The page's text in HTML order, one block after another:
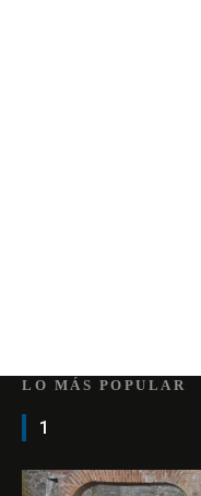
LO MÁS POPULAR
1